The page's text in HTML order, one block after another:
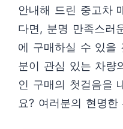
안내해 드린 중고차
다면, 분명 만족스러
에 구매하실 수 있을
분이 관심 있는 차량
인 구매의 첫걸음을
요? 여러분의 현명한